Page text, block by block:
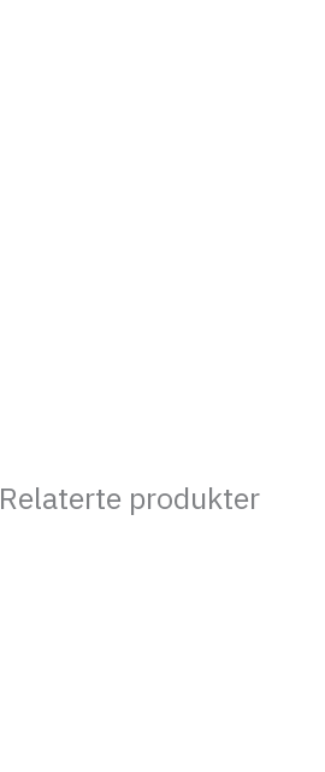
Relaterte produkter